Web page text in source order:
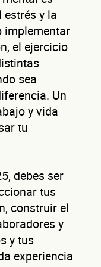
estrés y la
implementar
el ejercicio
sea
Un
y vida
tu
debes ser
tus
construir el
y
y tus
experiencia